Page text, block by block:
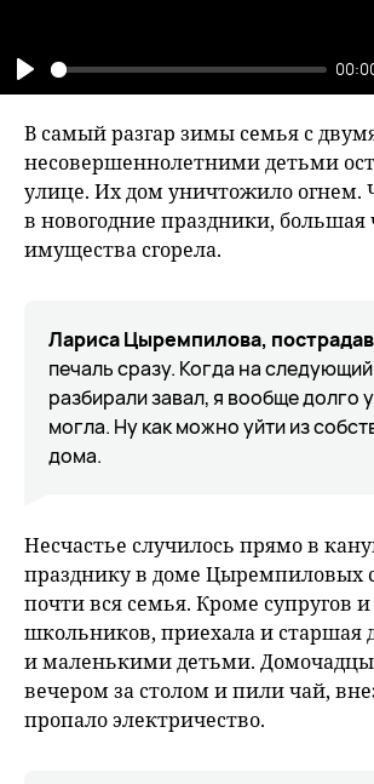
Play
В самый разгар зимы семья с
несовершеннолетними детьми
улице. Их дом уничтожило огнем.
в новогодние праздники, большая
имущества сгорела.
Лариса Цыремпилова,
печаль сразу. Когда на
разбирали завал, я вообще долго
могла. Ну как можно уйти из
дома.
Несчастье случилось прямо в
празднику в доме Цыремпиловых
почти вся семья. Кроме супругов
школьников, приехала и старшая
и маленькими детьми. Домочадцы
вечером за столом и пили чай,
пропало электричество.